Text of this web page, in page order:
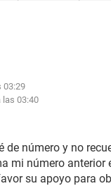
03:29
las 03:40
de número y no
mi número
su apoyo para